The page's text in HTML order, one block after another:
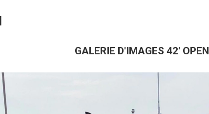
GALERIE D'IMAGES 42' OPEN